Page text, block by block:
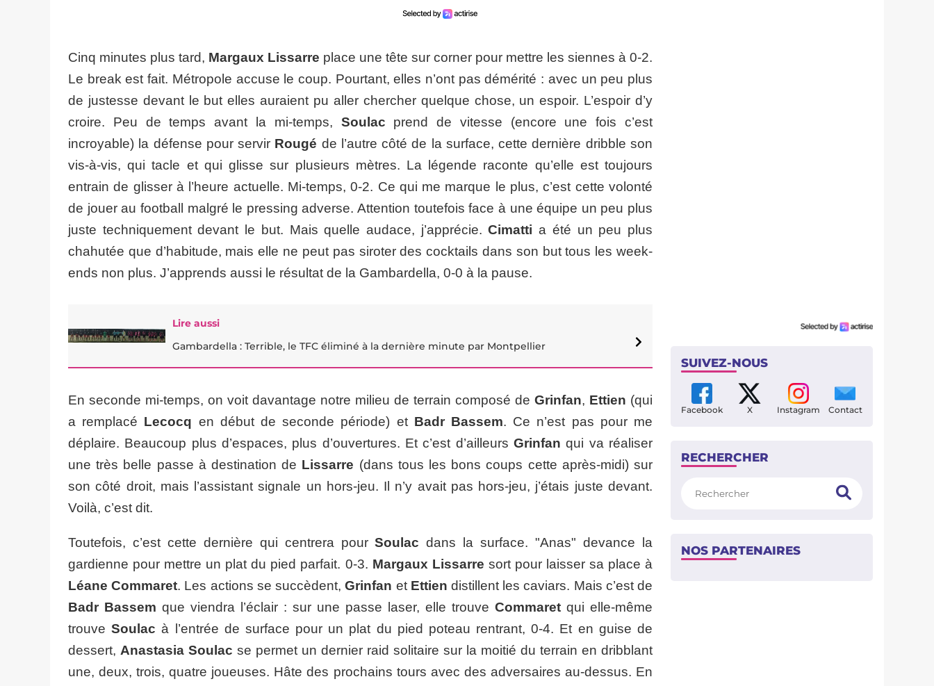
Cinq minutes plus tard, Margaux Lissarre place une tête sur corner pour mettre les siennes à 0-2.
Le break est fait. Métropole accuse le coup. Pourtant, elles n’ont pas démérité : avec un peu plus
de justesse devant le but elles auraient pu aller chercher quelque chose, un espoir. L’espoir d’y
croire. Peu de temps avant la mi-temps, Soulac prend de vitesse (encore une fois c’est
incroyable) la défense pour servir Rougé de l’autre côté de la surface, cette dernière dribble son
vis-à-vis, qui tacle et qui glisse sur plusieurs mètres. La légende raconte qu’elle est toujours
entrain de glisser à l’heure actuelle. Mi-temps, 0-2. Ce qui me marque le plus, c’est cette volonté
de jouer au football malgré le pressing adverse. Attention toutefois face à une équipe un peu plus
juste techniquement devant le but. Mais quelle audace, j’apprécie.Cimatti a été un peu plus
chahutée que d’habitude, mais elle ne peut pas siroter des cocktails dans son but tous les week-
ends non plus. J’apprends aussi le résultat de la Gambardella, 0-0 à la pause.
Lire aussi
Gambardella : Terrible, le TFC éliminé à la dernière minute par Montpellier
En seconde mi-temps, on voit davantage notre milieu de terrain composé de Grinfan, Ettien (qui
a remplacé Lecocq en début de seconde période) et Badr Bassem. Ce n’est pas pour me
déplaire. Beaucoup plus d’espaces, plus d’ouvertures. Et c’est d’ailleurs Grinfan qui va réaliser
une très belle passe à destination de Lissarre (dans tous les bons coups cette après-midi) sur
son côté droit, mais l’assistant signale un hors-jeu. Il n’y avait pas hors-jeu, j’étais juste devant.
Voilà, c’est dit.
Toutefois, c’est cette dernière qui centrera pourSoulac dans la surface. "Anas" devance la
gardienne pour mettre un plat du pied parfait. 0-3. Margaux Lissarre sort pour laisser sa place à
Léane Commaret. Les actions se succèdent,Grinfan et Ettien distillent les caviars. Mais c’est de
Badr Bassem que viendra l’éclair : sur une passe laser, elle trouve Commaret qui elle-même
trouveSoulac à l’entrée de surface pour un plat du pied poteau rentrant, 0-4. Et en guise de
dessert, Anastasia Soulac se permet un dernier raid solitaire sur la moitié du terrain en dribblant
une, deux, trois, quatre joueuses. Hâte des prochains tours avec des adversaires au-dessus. En
SUIVEZ-NOUS
Facebook X Instagram Contact
RECHERCHER
NOS PARTENAIRES